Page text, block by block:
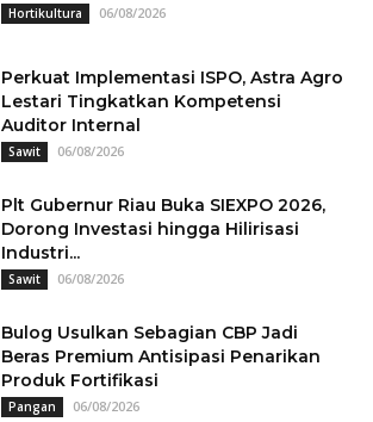
Hortikultura 06/08/2026
Perkuat Implementasi ISPO, Astra Agro
Lestari Tingkatkan Kompetensi
Auditor Internal
Sawit 06/08/2026
Plt Gubernur Riau Buka SIEXPO 2026,
Dorong Investasi hingga Hilirisasi
Industri...
Sawit 06/08/2026
Bulog Usulkan Sebagian CBP Jadi
Beras Premium Antisipasi Penarikan
Produk Fortifikasi
Pangan 06/08/2026